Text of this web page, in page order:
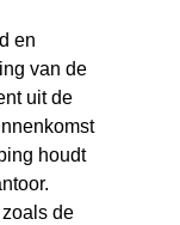
en
van de
uit de
houdt
de